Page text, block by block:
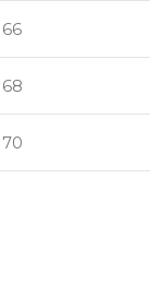
66
68
70